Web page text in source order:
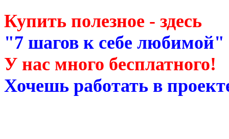
Купить полезное - здесь
"7 шагов к себе
У нас много бесплатного!
Хочешь работать в